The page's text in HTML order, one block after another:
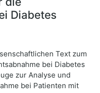
Diabetes
Text zum
bei Diabetes
zur Analyse und
bei Patienten mit